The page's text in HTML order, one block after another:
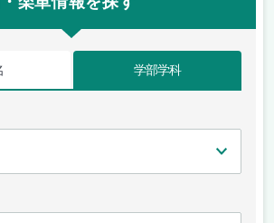
学部学科